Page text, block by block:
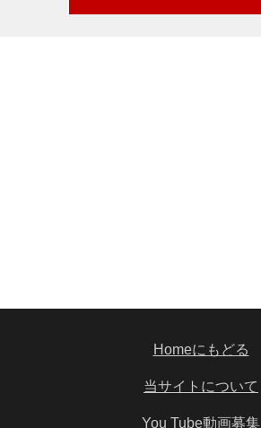
Homeにもどる
当サイトについて
You Tube動画募集